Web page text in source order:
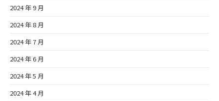
2024 年 9 月
2024 年 8 月
2024 年 7 月
2024 年 6 月
2024 年 5 月
2024 年 4 月